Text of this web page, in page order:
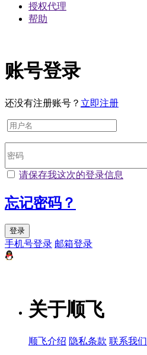
授权代理
帮助
账号登录
还没有注册账号？ 立即注册
请保存我这次的登录信息
忘记密码？
登录
手机号登录 邮箱登录
关于顺飞
顺飞介绍 隐私条款 联系我们